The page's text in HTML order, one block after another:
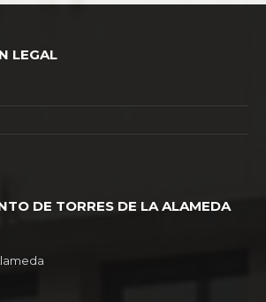
LEGAL
DE TORRES DE LA ALAMEDA